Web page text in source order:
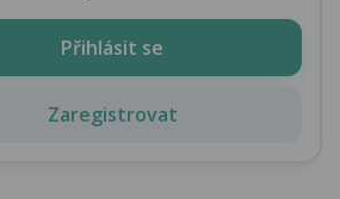
Přihlásit se
Zaregistrovat